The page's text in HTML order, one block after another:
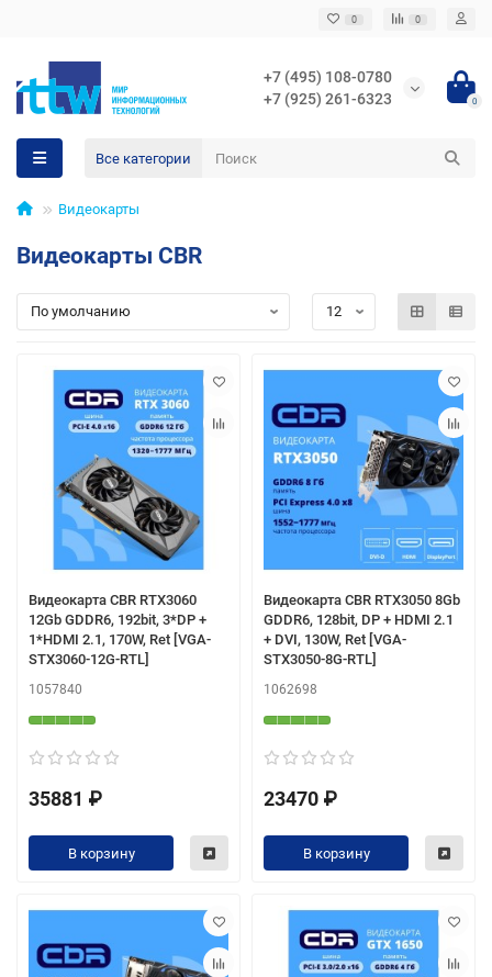
0 0
+7 (495) 108-0780
+7 (925) 261-6323
0
Все категории
Видеокарты
Видеокарты CBR
Видеокарта CBR RTX3060
12Gb GDDR6, 192bit, 3*DP +
1*HDMI 2.1, 170W, Ret [VGA-
STX3060-12G-RTL]
1057840
35881 ₽
В корзину
Видеокарта CBR RTX3050 8Gb
GDDR6, 128bit, DP + HDMI 2.1
+ DVI, 130W, Ret [VGA-
STX3050-8G-RTL]
1062698
23470 ₽
В корзину